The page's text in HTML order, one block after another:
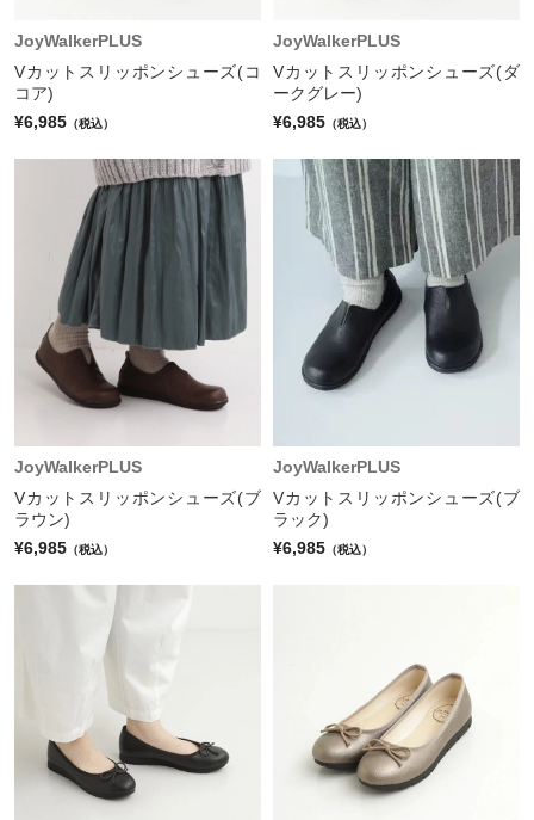
JoyWalkerPLUS
Vカットスリッポンシューズ(コ
コア)
¥6,985 （税込）
JoyWalkerPLUS
Vカットスリッポンシューズ(ダ
ークグレー)
¥6,985 （税込）
JoyWalkerPLUS
Vカットスリッポンシューズ(ブ
ラウン)
¥6,985 （税込）
JoyWalkerPLUS
Vカットスリッポンシューズ(ブ
ラック)
¥6,985 （税込）